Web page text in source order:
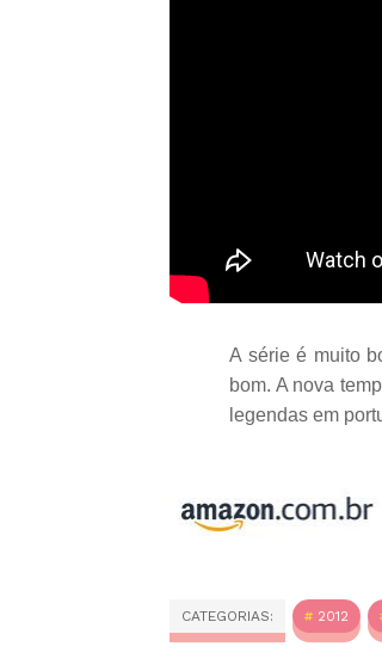
A série é muito
bom. A nova
legendas em
CATEGORIAS: 2012